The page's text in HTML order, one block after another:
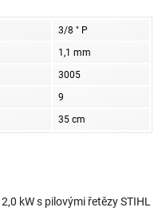
3/8 " P
1,1 mm
3005
9
35 cm
kW s pilovými řetězy STIHL